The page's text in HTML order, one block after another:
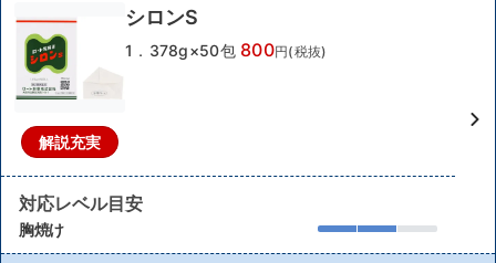
解説充実
シロンS
1．378g×50包 800円(税抜)
対応レベル目安
胸焼け